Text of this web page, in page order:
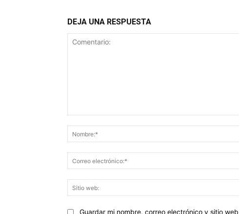
DEJA UNA RESPUESTA
Guardar mi nombre, correo electrónico y sitio